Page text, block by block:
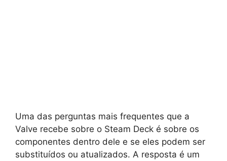
Uma das perguntas mais frequentes que a
Valve recebe sobre o Steam Deck é sobre os
componentes dentro dele e se eles podem ser
substituídos ou atualizados. A resposta é um